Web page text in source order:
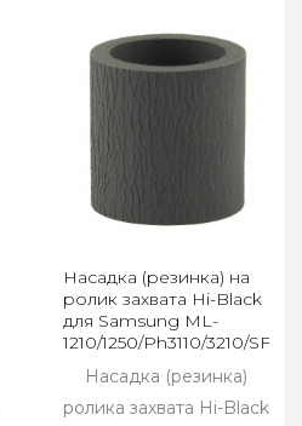
Насадка (резинка) на
ролик захвата Hi-Black
для Samsung ML-
1210/1250/Ph3110/3210/
Насадка (резинка)
ролика захвата Hi-Black